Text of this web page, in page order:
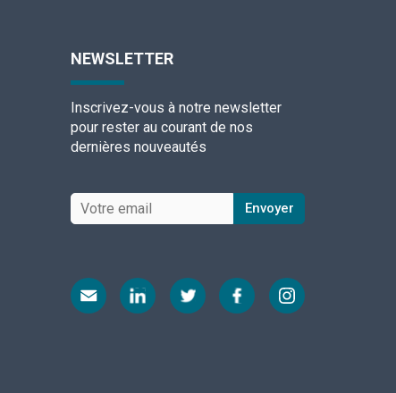
NEWSLETTER
Inscrivez-vous à notre newsletter
pour rester au courant de nos
dernières nouveautés